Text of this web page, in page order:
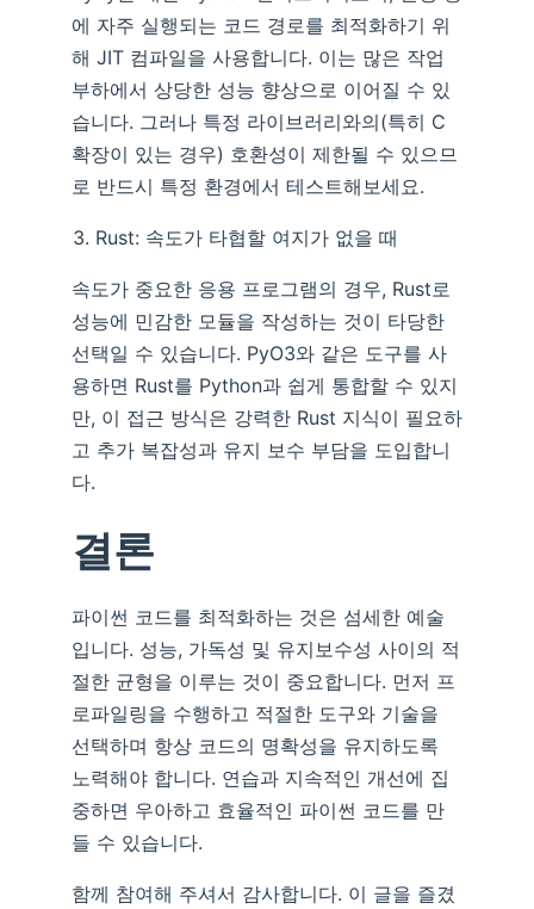
에 자주 실행되는 코드 경로를 최적화하기 위
해 JIT 컴파일을 사용합니다. 이는 많은 작업
부하에서 상당한 성능 향상으로 이어질 수 있
습니다. 그러나 특정 라이브러리와의(특히 C
확장이 있는 경우) 호환성이 제한될 수 있으므
로 반드시 특정 환경에서 테스트해보세요.
Rust: 속도가 타협할 여지가 없을 때
속도가 중요한 응용 프로그램의 경우, Rust로
성능에 민감한 모듈을 작성하는 것이 타당한
선택일 수 있습니다. PyO3와 같은 도구를 사
용하면 Rust를 Python과 쉽게 통합할 수 있지
만, 이 접근 방식은 강력한 Rust 지식이 필요하
고 추가 복잡성과 유지 보수 부담을 도입합니
다.
결론
파이썬 코드를 최적화하는 것은 섬세한 예술
입니다. 성능, 가독성 및 유지보수성 사이의 적
절한 균형을 이루는 것이 중요합니다. 먼저 프
로파일링을 수행하고 적절한 도구와 기술을
선택하며 항상 코드의 명확성을 유지하도록
노력해야 합니다. 연습과 지속적인 개선에 집
중하면 우아하고 효율적인 파이썬 코드를 만
들 수 있습니다.
함께 참여해 주셔서 감사합니다. 이 글을 즐겼